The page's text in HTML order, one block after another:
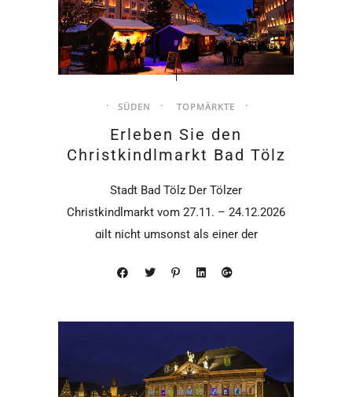
SÜDEN TOPMÄRKTE
Erleben Sie den
Christkindlmarkt Bad Tölz
Stadt Bad Tölz Der Tölzer
Christkindlmarkt vom 27.11. – 24.12.2026
gilt nicht umsonst als einer der